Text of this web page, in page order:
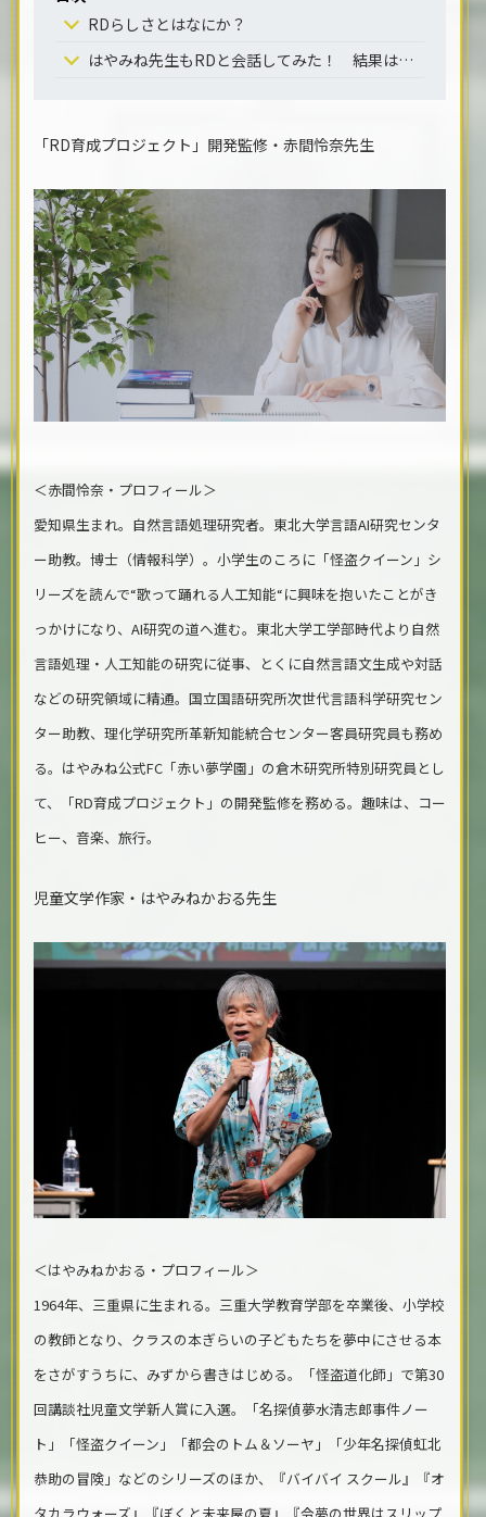
RDらしさとはなにか？
はやみね先生もRDと会話してみた！ 結果は……!?
「RD育成プロジェクト」開発監修・赤間怜奈先生
＜赤間怜奈・プロフィール＞
愛知県生まれ。自然言語処理研究者。東北大学言語AI研究センタ
ー助教。博士（情報科学）。小学生のころに「怪盗クイーン」シ
リーズを読んで“歌って踊れる人工知能“に興味を抱いたことがき
っかけになり、AI研究の道へ進む。東北大学工学部時代より自然
言語処理・人工知能の研究に従事、とくに自然言語文生成や対話
などの研究領域に精通。国立国語研究所次世代言語科学研究セン
ター助教、理化学研究所革新知能統合センター客員研究員も務め
る。はやみね公式FC「赤い夢学園」の倉木研究所特別研究員とし
て、「RD育成プロジェクト」の開発監修を務める。趣味は、コー
ヒー、音楽、旅行。
児童文学作家・はやみねかおる先生
＜はやみねかおる・プロフィール＞
1964年、三重県に生まれる。三重大学教育学部を卒業後、小学校
の教師となり、クラスの本ぎらいの子どもたちを夢中にさせる本
をさがすうちに、みずから書きはじめる。「怪盗道化師」で第30
回講談社児童文学新人賞に入選。「名探偵夢水清志郎事件ノー
ト」「怪盗クイーン」「都会のトム＆ソーヤ」「少年名探偵虹北
恭助の冒険」などのシリーズのほか、『バイバイ スクール』『オ
タカラウォーズ』『ぼくと未来屋の夏』『令夢の世界はスリップ